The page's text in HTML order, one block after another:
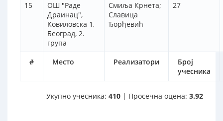
# Место Реализатори
Број
учесника
15
ОШ "Раде
Драинац",
Ковиловска 1,
Београд, 2.
група
Смиља Крнета;
Славица
Ђорђевић
27
Укупно учесника: 410 | Просечна оцена: 3.92